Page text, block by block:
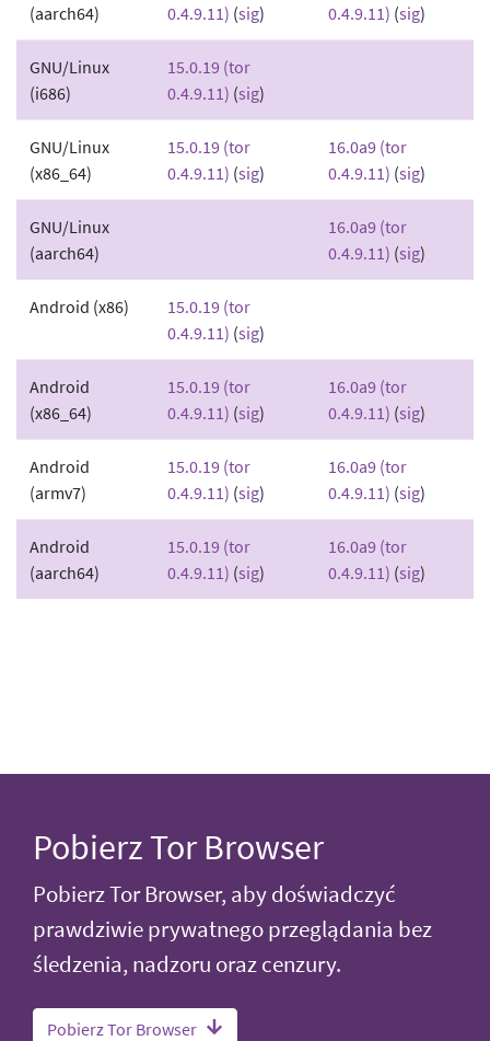
(aarch64)
0.4.9.11) (sig)
0.4.9.11) (sig)
GNU/Linux
(i686)
15.0.19 (tor
0.4.9.11) (sig)
GNU/Linux
(x86_64)
15.0.19 (tor
0.4.9.11) (sig)
16.0a9 (tor
0.4.9.11) (sig)
GNU/Linux
(aarch64)
16.0a9 (tor
0.4.9.11) (sig)
Android (x86)
15.0.19 (tor
0.4.9.11) (sig)
Android
(x86_64)
15.0.19 (tor
0.4.9.11) (sig)
16.0a9 (tor
0.4.9.11) (sig)
Android
(armv7)
15.0.19 (tor
0.4.9.11) (sig)
16.0a9 (tor
0.4.9.11) (sig)
Android
(aarch64)
15.0.19 (tor
0.4.9.11) (sig)
16.0a9 (tor
0.4.9.11) (sig)
Pobierz Tor Browser
Pobierz Tor Browser, aby doświadczyć
prawdziwie prywatnego przeglądania bez
śledzenia, nadzoru oraz cenzury.
Pobierz Tor Browser